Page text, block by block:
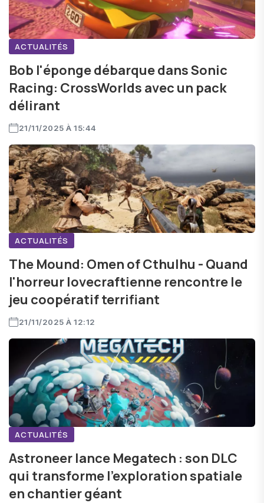
ACTUALITÉS
Bob l'éponge débarque dans Sonic
Racing: CrossWorlds avec un pack
délirant
21/11/2025 À 15:44
ACTUALITÉS
The Mound: Omen of Cthulhu - Quand
l'horreur lovecraftienne rencontre le
jeu coopératif terrifiant
21/11/2025 À 12:12
ACTUALITÉS
Astroneer lance Megatech : son DLC
qui transforme l'exploration spatiale
en chantier géant